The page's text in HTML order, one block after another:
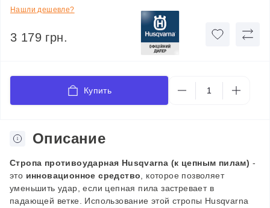
Нашли дешевле?
3 179 грн.
Купить
Описание
Стропа противоударная Husqvarna (к цепным пилам) -
это инновационное средство , которое позволяет
уменьшить удар, если цепная пила застревает в
падающей ветке. Использование этой стропы Husqvarna